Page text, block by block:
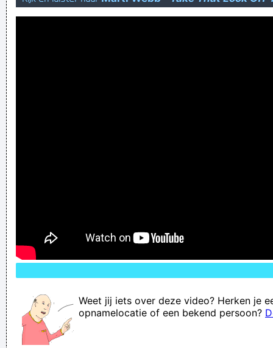
small minds discuss people.
Weet jij iets over deze video? Herken je
opnamelocatie of een bekend persoon?